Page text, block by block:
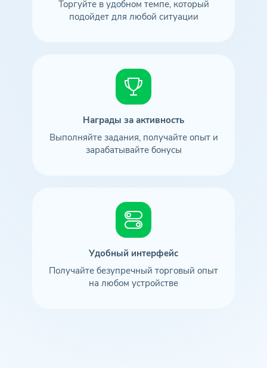
Торгуйте в удобном темпе, который
подойдет для любой ситуации
Награды за активность
Выполняйте задания, получайте опыт и
зарабатывайте бонусы
Удобный интерфейс
Получайте безупречный торговый опыт
на любом устройстве